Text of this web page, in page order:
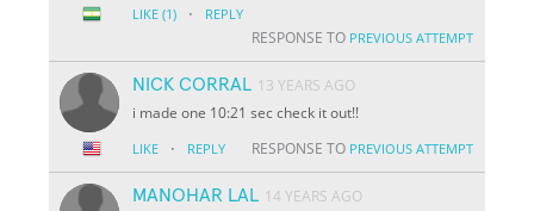
LIKE (1) · REPLY
RESPONSE TO PREVIOUS ATTEMPT
NICK CORRAL 13 YEARS AGO
i made one 10:21 sec check it out!!
LIKE · REPLY RESPONSE TO PREVIOUS ATTEMPT
MANOHAR LAL 14 YEARS AGO